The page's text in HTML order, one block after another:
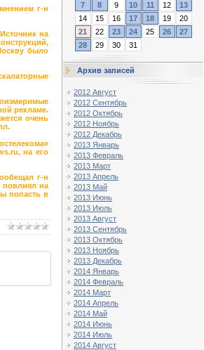
г-н
на
было
рекламе.
очень
на его
г-н
повлиял на
попасть в
7
8 9 10 11 12
13
14
15 16 17 18 19
20
21
22 23 24 25 26
27
28
29 30 31
Архив записей
2012 Август
2012 Сентябрь
2012 Октябрь
2012 Ноябрь
2012 Декабрь
2013 Январь
2013 Февраль
2013 Март
2013 Апрель
2013 Май
2013 Июнь
2013 Июль
2013 Август
2013 Сентябрь
2013 Октябрь
2013 Ноябрь
2013 Декабрь
2014 Январь
2014 Февраль
2014 Март
2014 Апрель
2014 Май
2014 Июнь
2014 Июль
2014 Август